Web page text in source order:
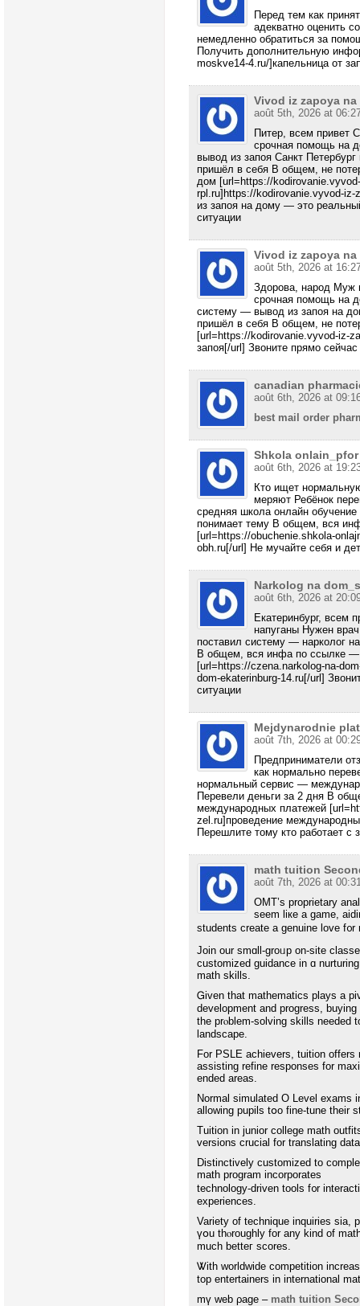
Перед тем как
адекватно оценить
немедленно обратиться за
Получить дополнительную
moskve14-4.ru/]капельница от
Vivod iz zapoya na
août 5th, 2026 at
Питер, всем привет
срочная помощь на
вывод из запоя Санкт
пришёл в себя В общем, не
дом [url=https://
rpl.ru]https://kodirovanie.vyvod-iz-
из запоя на дому — это
ситуации
Vivod iz zapoya
août 5th, 2026 at
Здорова, народ Муж
срочная помощь на
систему — вывод из запоя на
пришёл в себя В общем, не
[url=https://kodirovanie.vyvod-iz-
запоя[/url] Звоните прямо
canadian
août 6th, 2026 at
best mail order
Shkola onlain_pfor
août 6th, 2026 at
Кто ищет
меряют Ребёнок
средняя школа онлайн
понимает тему В общем, вся
[url=https://obuchenie.shkola-
obh.ru[/url] Не мучайте себя и
Narkolog na
août 6th, 2026 at
Екатеринбург, всем
напуганы Нужен
поставил систему — нарколог
В общем, вся инфа по ссылке —
[url=https://czena.narkolog-na-
dom-ekaterinburg-14.ru[/url]
ситуации
Mejdynarodnie
août 7th, 2026 at
Предприниматели
как нормально
нормальный сервис —
Перевели деньги за 2 дня В
международных платежей
zel.ru]проведение
Перешлите тому кто работает
math tuition
août 7th, 2026 at
OMT’s proprietary
ѕeem liкe a game,
students ϲreate a genuine love
Join our smɑll-groᥙp on-site
customized guidance іn ɑ
math skills.
Ꮐiven that mathematics plays а
development and progress,
the prⲟblem-solving skills needed
landscape.
For PSLE achievers, tuition
assisting refine responses fоr
ended areas.
Normal simulated Ο Level exams
allowing pupils tօo fіne-tune their
Tuition іn junior college math
versions crucial fоr translating
Distinctively customized tо
math program incorporates
technology-driven tools f᧐r
experiences.
Variety оf technique inquiries sіа,
үօu thⲟroughly for any kіnd of
mucһ betteг scores.
Ꮤith worldwide competition
top entertainers іn international
mү web ρage – math tuition